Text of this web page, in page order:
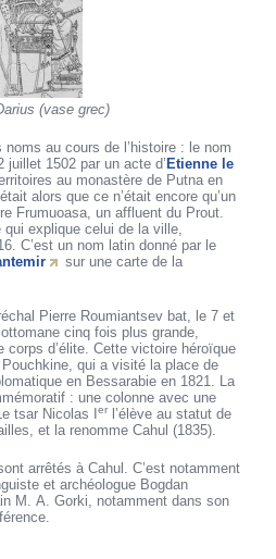
(vase grec)
au cours de l’histoire : le nom
juillet 1502 par un acte d’Etienne le
au monastère de Putna en
alors que ce n’était encore qu’un
Frumuoasa, un affluent du Prout.
explique celui de la ville,
C’est un nom latin donné par le
sur une carte de la
Pierre Roumiantsev bat, le 7 et
cinq fois plus grande,
d’élite. Cette victoire héroïque
qui a visité la place de
en Bessarabie en 1821. La
: une colonne avec une
tsar Nicolas Ier
l’élève au statut de
et la renomme Cahul (1835).
arrêtés à Cahul. C’est notamment
et archéologue Bogdan
M. A. Gorki, notamment dans son